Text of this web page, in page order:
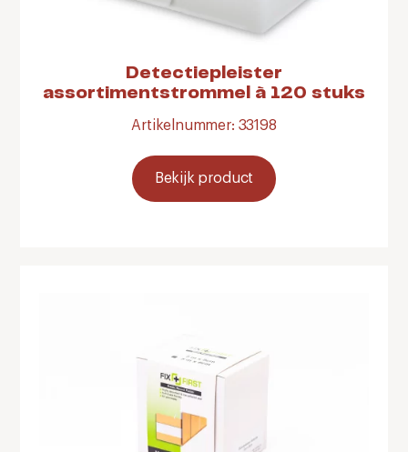
Detectiepleister
assortimentstrommel à 120 stuks
Artikelnummer: 33198
Bekijk product